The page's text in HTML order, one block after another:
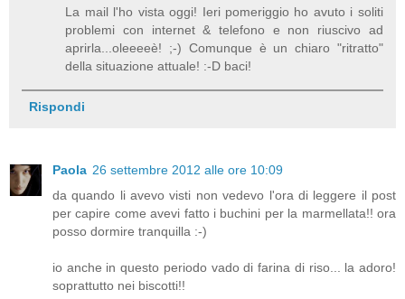
La mail l'ho vista oggi! Ieri pomeriggio ho avuto i soliti
problemi con internet & telefono e non riuscivo ad
aprirla...oleeeeè! ;-) Comunque è un chiaro "ritratto"
della situazione attuale! :-D baci!
Rispondi
Paola 26 settembre 2012 alle ore 10:09
da quando li avevo visti non vedevo l'ora di leggere il post
per capire come avevi fatto i buchini per la marmellata!! ora
posso dormire tranquilla :-)
io anche in questo periodo vado di farina di riso... la adoro!
soprattutto nei biscotti!!